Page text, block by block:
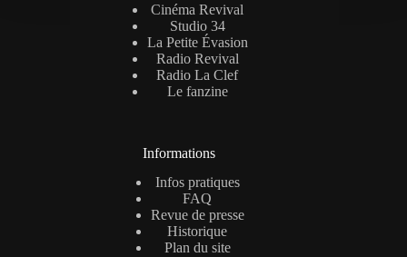
Cinéma Revival
Studio 34
La Petite Évasion
Radio Revival
Radio La Clef
Le fanzine
Informations
Infos pratiques
FAQ
Revue de presse
Historique
Plan du site